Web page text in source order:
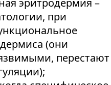
эритродермия –
при
(они
перестают